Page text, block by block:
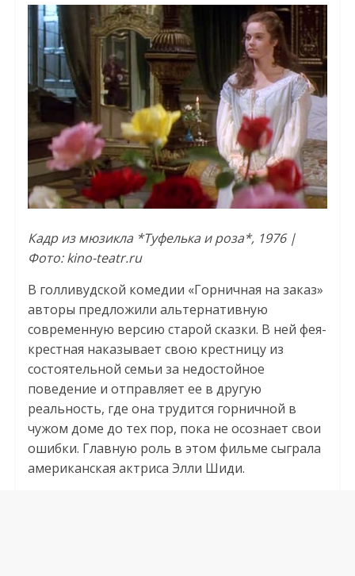
Кадр из мюзикла *Туфелька и роза*, 1976 |
Фото: kino-teatr.ru
В голливудской комедии «Горничная на заказ»
авторы предложили альтернативную
современную версию старой сказки. В ней фея-
крестная наказывает свою крестницу из
состоятельной семьи за недостойное
поведение и отправляет ее в другую
реальность, где она трудится горничной в
чужом доме до тех пор, пока не осознает свои
ошибки. Главную роль в этом фильме сыграла
американская актриса Элли Шиди.